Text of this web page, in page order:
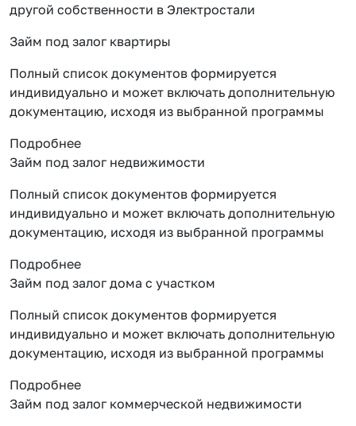
другой собственности в Электростали
Займ под залог квартиры
Полный список документов формируется
индивидуально и может включать дополнительную
документацию, исходя из выбранной программы
Подробнее
Займ под залог недвижимости
Полный список документов формируется
индивидуально и может включать дополнительную
документацию, исходя из выбранной программы
Подробнее
Займ под залог дома с участком
Полный список документов формируется
индивидуально и может включать дополнительную
документацию, исходя из выбранной программы
Подробнее
Займ под залог коммерческой недвижимости